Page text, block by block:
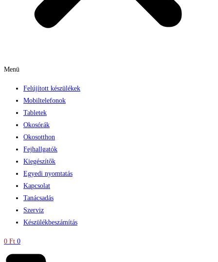
Menü
Felújított készülékek
Mobiltelefonok
Tabletek
Okosórák
Okosotthon
Fejhallgatók
Kiegészítők
Egyedi nyomtatás
Kapcsolat
Tanácsadás
Szerviz
Készülékbeszámítás
0 Ft 0